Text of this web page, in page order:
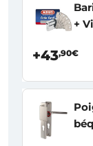
+
+43,90€